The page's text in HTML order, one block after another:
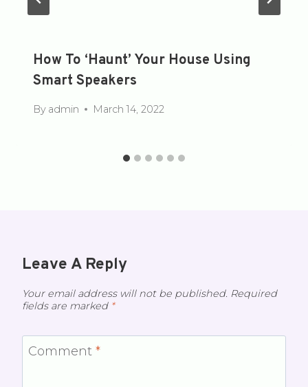
How To ‘Haunt’ Your House Using
Smart Speakers
By admin March 14, 2022
Leave A Reply
Your email address will not be published. Required
fields are marked *
Comment *